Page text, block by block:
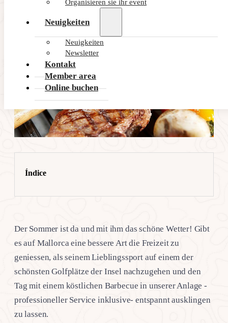
Organisieren sie ihr event
Neuigkeiten
Neuigkeiten
Newsletter
Kontakt
Member area
Online buchen
Índice
Der Sommer ist da und mit ihm das schöne Wetter! Gibt
es auf Mallorca eine bessere Art die Freizeit zu
geniessen, als seinem Lieblingssport auf einem der
schönsten Golfplätze der Insel nachzugehen und den
Tag mit einem köstlichen Barbecue in unserer Anlage -
professioneller Service inklusive- entspannt ausklingen
zu lassen.